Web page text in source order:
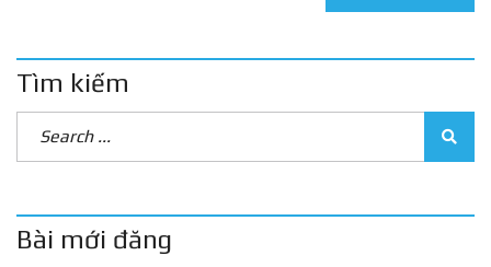
Tìm kiếm
Bài mới đăng